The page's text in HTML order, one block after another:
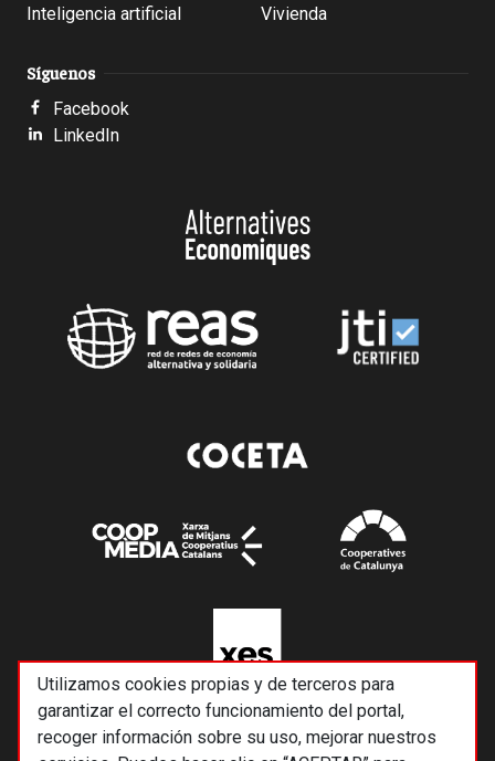
Utilizamos cookies propias y de terceros para
garantizar el correcto funcionamiento del portal,
recoger información sobre su uso, mejorar nuestros
Inteligencia artificial
Vivienda
Síguenos
Facebook
LinkedIn